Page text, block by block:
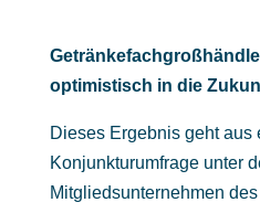
optimistisch in die
Dieses Ergebnis geht aus
Konjunkturumfrage unter
Mitgliedsunternehmen